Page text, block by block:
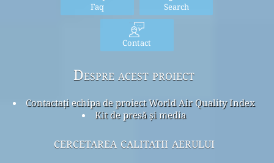
Faq Search
Contact
Despre acest proiect
Contactați echipa de proiect World Air Quality Index
Kit de presă și media
cercetarea calitatii aerului